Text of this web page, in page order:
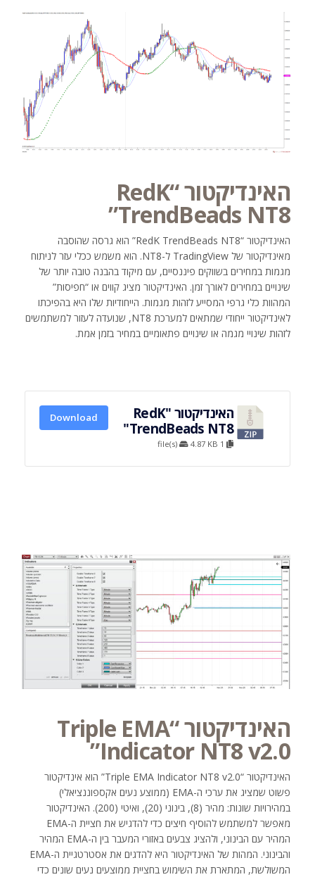
האינדיקטור “RedK
TrendBeads NT8”
האינדיקטור “RedK TrendBeads NT8” הוא גרסה שהוסבה
מאינדיקטור של TradingView ל-NT8. הוא משמש ככלי עזר לניתוח
מגמות במחירים בשווקים פיננסיים, עם מיקוד בהבנה טובה יותר של
שינויים במחירים לאורך זמן. האינדיקטור מציג קווים או “חפיסות”
המהוות כלי גרפי המסייע לזהות מגמות. הייחודיות שלו היא בהפיכתו
לאינדיקטור ייחודי שמתאים למערכת NT8, שנועדה לעזור למשתמשים
לזהות שינויי מגמה או שינויים פתאומיים במחיר בזמן אמת.
האינדיקטור "RedK
TrendBeads NT8"
4.87 KB
Download
האינדיקטור “Triple EMA
Indicator NT8 v2.0”
האינדיקטור “Triple EMA Indicator NT8 v2.0” הוא אינדיקטור
פשוט שמציג את ערכי ה-EMA (ממוצע נעים אקספוננציאלי)
במהירויות שונות: מהיר (8), בינוני (20), ואיטי (200). האינדיקטור
מאפשר למשתמש להוסיף חיצים כדי להדגיש את חציית ה-EMA
המהיר עם הבינוני, ולהציג צבעים באזורי המעבר בין ה-EMA המהיר
והבינוני. המהות של האינדיקטור היא להדגים את אסטרטגיית ה-EMA
המשולשת, המתארת את השימוש בחציית ממוצעים נעים שונים כדי